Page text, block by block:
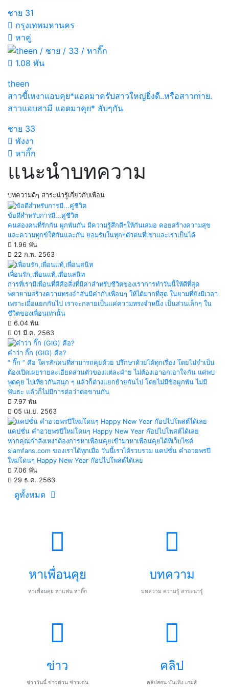
ชาย 31
กรุงเทพมหานคร
หาคู่
1.08 พัน
theen
สาวขี้เหงาแอบคุย*แอดมาครับสาวใหญ่ยิ่งดี..หรือสาวm่าย.
สาวแอบสามี แอดมาคุย* ลับๆกัน
ชาย 33
พังงา
หากิ๊ก
แนะนำบทความ
บทความดีๆ สาระน่ารู้เกี่ยวกับเพื่อน
ข้อดีสำหรับการมี...คู่ชีวิต
คนสองคนที่รักกัน ผูกพันกัน มีความรู้สึกดีๆให้กันเสมอ คอยสร้างความสุข
และความทุกข์ใหักันและกัน ยอมรับในทุกๆตัวตนที่เขาและเราเป็นได้
1.96 พัน
22 ก.พ. 2563
เพื่อนรัก,เพื่อนแท้,เพื่อนสนิท
การที่เรามีเพื่อนที่ดีคือสิ่งที่มีค่าสำหรับชีวิตของเราการทำวันนี้ให้ดีที่สุด
พยายามสร้างความทรงจำอันมีค่ากับเพื่อนๆ ให้ได้มากที่สุด ในยามที่ยังมีเวลา
เพราะเมื่อแยกกันไป เราจะกลายเป็นแค่ความทรงจำหนึ่ง เป็นส่วนเล็กๆ ใน
ชีวิตของเพื่อนเท่านั้น
6.04 พัน
01 มี.ค. 2563
คำว่า กิ๊ก (GIG) คือ?
“ กิ๊ก ” คือ ใครสักคนที่สามารถคุยด้วย ปรึกษาด้วยได้ทุกเรื่อง โดยไม่จำเป็น
ต้องเปิดเผยรายละเอียดส่วนตัวของแต่ละฝ่าย ไม่ต้องเอาอกเอาใจกัน แค่พบ
พูดคุย ไปเที่ยวกันสนุก ๆ แล้วก็ต่างแยกย้ายกันไป โดยไม่มีข้อผูกพัน ไม่มี
พันธะ แล้วก็ไม่มีการต่อว่าต่อขานกัน
7.97 พัน
05 เม.ย. 2563
แคปชั่น คำอวยพรปีใหม่โดนๆ Happy New Year ก๊อปไปโพสต์ได้เลย
หากคุณกำลังเหงาต้องการหาเพื่อนคุยเข้ามาหาเพื่อนคุยได้ที่เว็บไซต์
siamfans.com ของเราได้ทุกเมื่อ วันนี้เราได้รวบรวม แคปชั่น คำอวยพรปี
ใหม่โดนๆ Happy New Year ก๊อปไปโพสต์ได้เลย
7.06 พัน
29 ธ.ค. 2563
ดูทั้งหมด
หาเพื่อนคุย
หาเพื่อนคุย หาแฟน หากิ๊ก
บทความ
บทความ ความรู้ สาระน่ารู้
ข่าว
ข่าววันนี้ ข่าวด่วน ข่าวเด่น
คลิป
คลิปสอน บันเทิง เกมส์